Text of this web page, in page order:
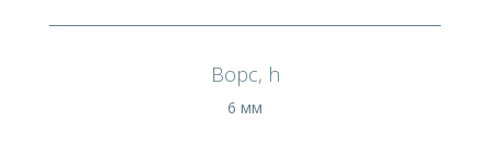
Ворс, h
6 мм